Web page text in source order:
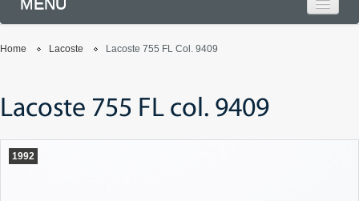
Home Lacoste Lacoste 755 FL Col. 9409
Lacoste 755 FL col. 9409
1992